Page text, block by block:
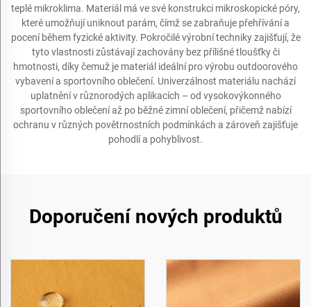
teplé mikroklima. Materiál má ve své konstrukci mikroskopické póry,
které umožňují uniknout parám, čímž se zabraňuje přehřívání a
pocení během fyzické aktivity. Pokročilé výrobní techniky zajišťují, že
tyto vlastnosti zůstávají zachovány bez přílišné tloušťky či
hmotnosti, díky čemuž je materiál ideální pro výrobu outdoorového
vybavení a sportovního oblečení. Univerzálnost materiálu nachází
uplatnění v různorodých aplikacích – od vysokovýkonného
sportovního oblečení až po běžné zimní oblečení, přičemž nabízí
ochranu v různých povětrnostních podmínkách a zároveň zajišťuje
pohodlí a pohyblivost.
Doporučení nových produktů